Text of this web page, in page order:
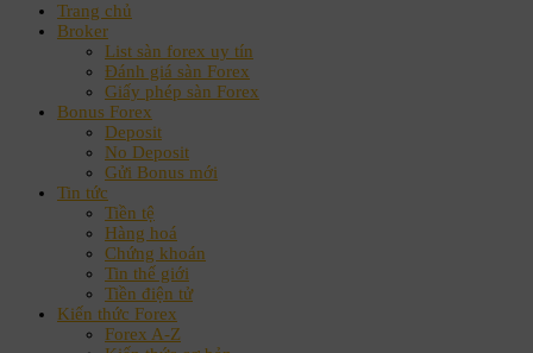
Trang chủ
Broker
List sàn forex uy tín
Đánh giá sàn Forex
Giấy phép sàn Forex
Bonus Forex
Deposit
No Deposit
Gửi Bonus mới
Tin tức
Tiền tệ
Hàng hoá
Chứng khoán
Tin thế giới
Tiền điện tử
Kiến thức Forex
Forex A-Z